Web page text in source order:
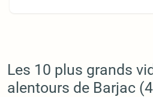
Les 10 plus grands
alentours de Barjac